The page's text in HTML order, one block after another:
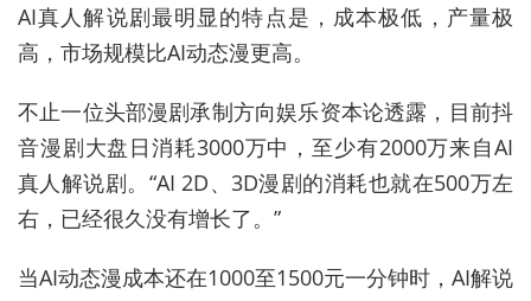
AI真人解说剧最明显的特点是，成本极低，产量极
高，市场规模比AI动态漫更高。
不止一位头部漫剧承制方向娱乐资本论透露，目前抖
音漫剧大盘日消耗3000万中，至少有2000万来自AI
真人解说剧。“AI 2D、3D漫剧的消耗也就在500万左
右，已经很久没有增长了。”
当AI动态漫成本还在1000至1500元一分钟时，AI解说